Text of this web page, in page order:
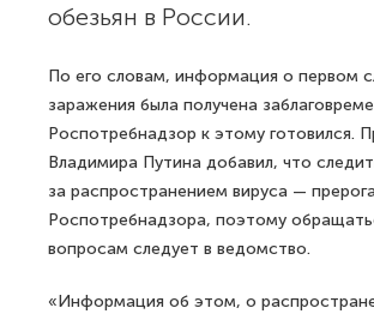
обезьян в России.
По его словам, информация о первом
заражения была получена
Роспотребнадзор к этому готовился.
Владимира Путина добавил, что
за распространением вируса —
Роспотребнадзора, поэтому
вопросам следует в ведомство.
«Информация об этом, о